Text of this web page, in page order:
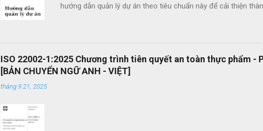
hướng dẫn quản lý dự án theo tiêu chuẩn này để cải thiện
các tổ chức nhằm nâng cao chất lượng dự án Tạo thuận lợi
việc sử dụng thuật ngữ quản lý dự án một cách nhất quán
án và khả năng làm việc trong các dự án quốc tế Cung cấp
mang tính phổ quát OEMS Chuyển đổi số quy trình thật đơn
được vận hành dạng bản in? OEMS là một công cụ tuyệt vời
ISO 22002-1:2025 Chương trình tiên quyết an toàn thực phẩm -
[BẢN CHUYỂN NGỮ ANH - VIỆT]
tháng 9 21, 2025